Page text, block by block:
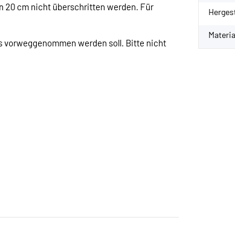
20 cm nicht überschritten werden. Für
vorweggenommen werden soll. Bitte nicht